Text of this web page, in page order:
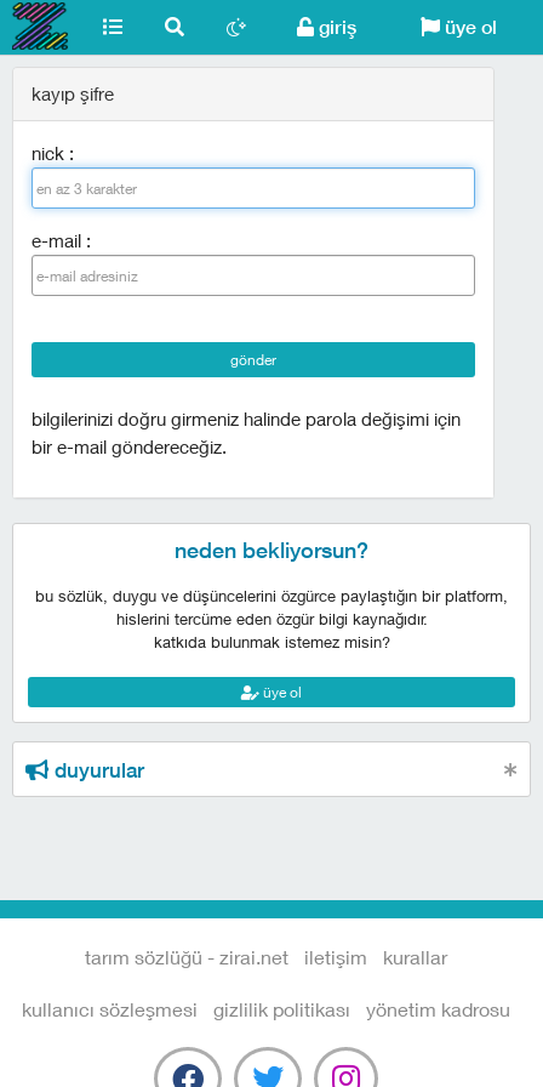
giriş üye ol
kayıp şifre
nick :
e-mail :
gönder
bilgilerinizi doğru girmeniz halinde parola değişimi için
bir e-mail göndereceğiz.
neden bekliyorsun?
bu sözlük, duygu ve düşüncelerini özgürce paylaştığın bir platform,
hislerini tercüme eden özgür bilgi kaynağıdır.
katkıda bulunmak istemez misin?
üye ol
duyurular
tarım sözlüğü - zirai.net iletişim kurallar
kullanıcı sözleşmesi gizlilik politikası yönetim kadrosu